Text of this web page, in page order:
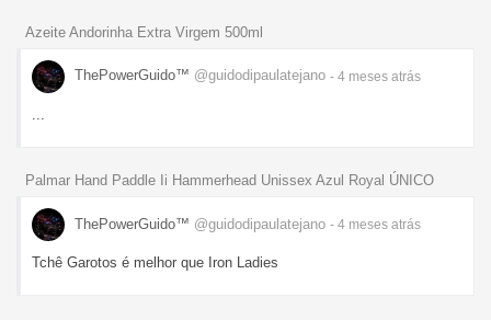
Azeite Andorinha Extra Virgem 500ml
ThePowerGuido™ @guidodipaulatejano - 4 meses atrás
Palmar Hand Paddle Ii Hammerhead Unissex Azul Royal ÚNICO
ThePowerGuido™ @guidodipaulatejano - 4 meses atrás
Tchê Garotos é melhor que Iron Ladies